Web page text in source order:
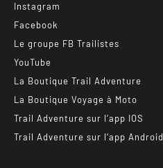
Instagram
Facebook
Le groupe FB Trailistes
YouTube
La Boutique Trail Adventure
La Boutique Voyage à Moto
Trail Adventure sur l’app IOS
Trail Adventure sur l’app Android